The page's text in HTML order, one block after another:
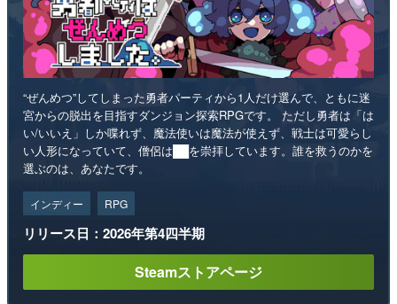
“ぜんめつ”してしまった勇者パーティから1人だけ選んで、ともに迷
宮からの脱出を目指すダンジョン探索RPGです。 ただし勇者は「は
い/いいえ」しか喋れず、魔法使いは魔法が使えず、戦士は可愛らし
い人形になっていて、僧侶は██を崇拝しています。誰を救うのかを
選ぶのは、あなたです。
インディー RPG
リリース日：2026年第4四半期
Steamストアページ